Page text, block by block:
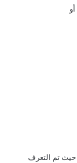
حيث تم التعرف